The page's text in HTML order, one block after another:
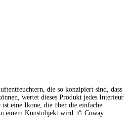
die so konzipiert sind, dass
wertet dieses Produkt jedes Interieur
eine Ikone, die über die einfache
einem Kunstobjekt wird. © Coway